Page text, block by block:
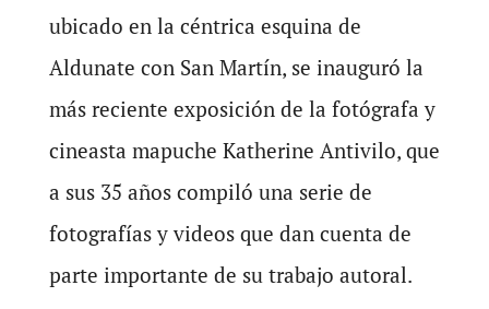
ubicado en la céntrica esquina de
Aldunate con San Martín, se inauguró la
más reciente exposición de la fotógrafa y
cineasta mapuche Katherine Antivilo, que
a sus 35 años compiló una serie de
fotografías y videos que dan cuenta de
parte importante de su trabajo autoral.